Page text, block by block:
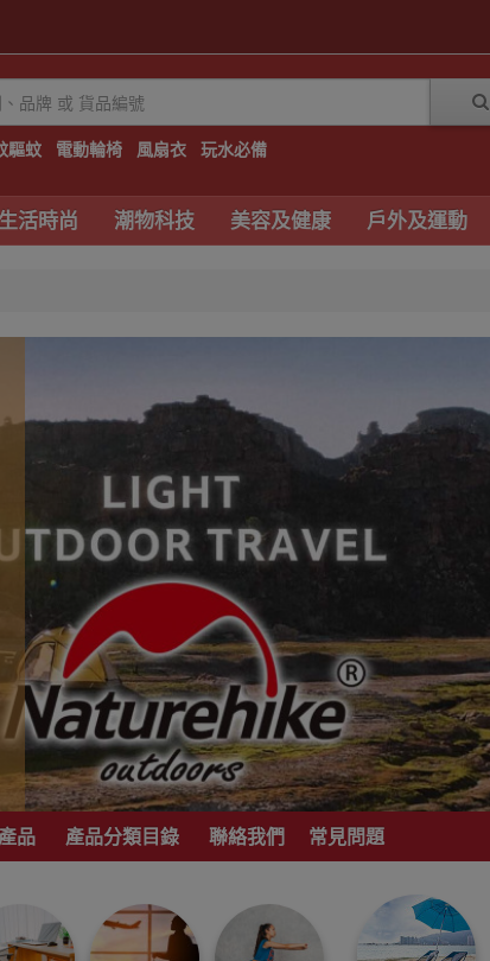
驅蚊 電動輪椅 風扇衣 玩水必備
生活時尚 潮物科技 美容及健康 戶外及運動
品 產品分類目錄 聯絡我們 常見問題